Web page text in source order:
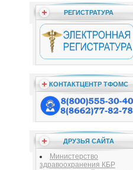
РЕГИСТРАТУРА
КОНТАКТЦЕНТР ТФОМС
ДРУЗЬЯ САЙТА
Министерство
здравоохранения КБР